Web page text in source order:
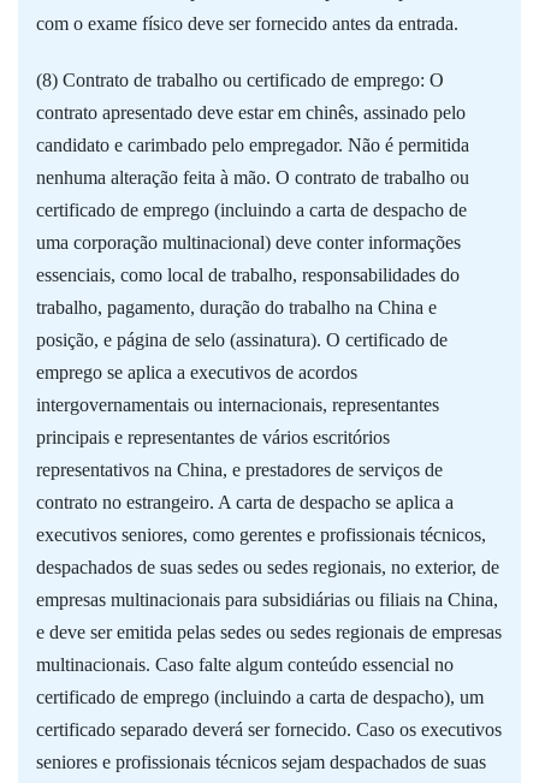
com o exame físico deve ser fornecido antes da entrada.
(8) Contrato de trabalho ou certificado de emprego: O
contrato apresentado deve estar em chinês, assinado pelo
candidato e carimbado pelo empregador. Não é permitida
nenhuma alteração feita à mão. O contrato de trabalho ou
certificado de emprego (incluindo a carta de despacho de
uma corporação multinacional) deve conter informações
essenciais, como local de trabalho, responsabilidades do
trabalho, pagamento, duração do trabalho na China e
posição, e página de selo (assinatura). O certificado de
emprego se aplica a executivos de acordos
intergovernamentais ou internacionais, representantes
principais e representantes de vários escritórios
representativos na China, e prestadores de serviços de
contrato no estrangeiro. A carta de despacho se aplica a
executivos seniores, como gerentes e profissionais técnicos,
despachados de suas sedes ou sedes regionais, no exterior, de
empresas multinacionais para subsidiárias ou filiais na China,
e deve ser emitida pelas sedes ou sedes regionais de empresas
multinacionais. Caso falte algum conteúdo essencial no
certificado de emprego (incluindo a carta de despacho), um
certificado separado deverá ser fornecido. Caso os executivos
seniores e profissionais técnicos sejam despachados de suas